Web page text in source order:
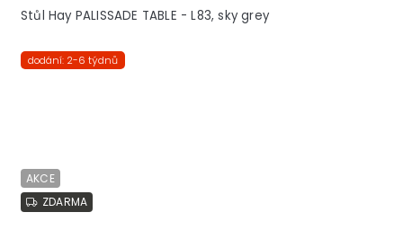
Stůl Hay PALISSADE TABLE - L83, sky grey
dodání: 2-6 týdnů
AKCE
ZDARMA